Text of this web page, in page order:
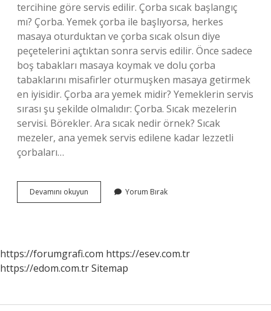
tercihine göre servis edilir. Çorba sıcak başlangıç
mı? Çorba. Yemek çorba ile başlıyorsa, herkes
masaya oturduktan ve çorba sıcak olsun diye
peçetelerini açtıktan sonra servis edilir. Önce sadece
boş tabakları masaya koymak ve dolu çorba
tabaklarını misafirler oturmuşken masaya getirmek
en iyisidir. Çorba ara yemek midir? Yemeklerin servis
sırası şu şekilde olmalıdır: Çorba. Sıcak mezelerin
servisi. Börekler. Ara sıcak nedir örnek? Sıcak
mezeler, ana yemek servis edilene kadar lezzetli
çorbaları…
Devamını okuyun
Ara
Yorum Bırak
https://forumgrafi.com https://esev.com.tr
https://edom.com.trSitemap